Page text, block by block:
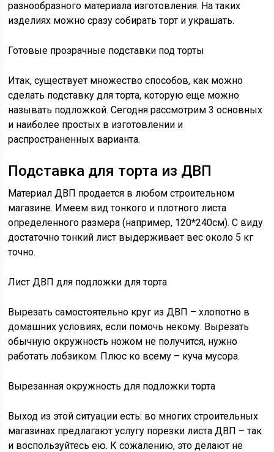
разнообразного материала изготовления. На таких
изделиях можно сразу собирать торт и украшать.
Готовые прозрачные подставки под торты
Итак, существует множество способов, как можно
сделать подставку для торта, которую еще можно
называть подложкой. Сегодня рассмотрим 3 основных
и наиболее простых в изготовлении и
распространенных варианта.
Подставка для торта из ДВП
Материал ДВП продается в любом строительном
магазине. Имеем вид тонкого и плотного листа
определенного размера (например, 120*240см). С виду
достаточно тонкий лист выдерживает вес около 5 кг
точно.
Лист ДВП для подложки для торта
Вырезать самостоятельно круг из ДВП – хлопотно в
домашних условиях, если помочь некому. Вырезать
обычную окружность ножом не получится, нужно
работать лобзиком. Плюс ко всему – куча мусора.
Вырезанная окружность для подложки торта
Выход из этой ситуации есть: во многих строительных
магазинах предлагают услугу порезки листа ДВП – так
и воспользуйтесь ею. К сожалению, это делают не